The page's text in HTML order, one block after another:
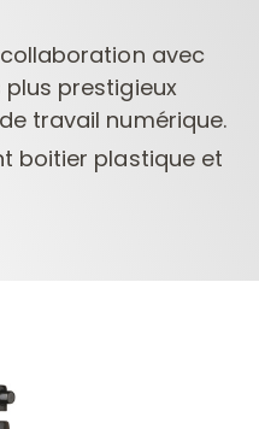
avec
plus prestigieux
travail numérique.
boitier plastique et